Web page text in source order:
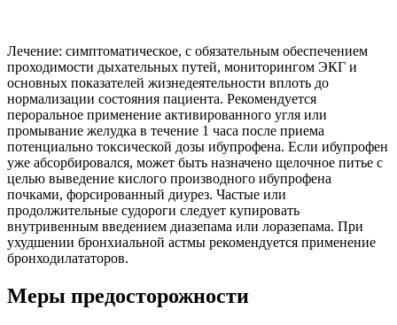
Лечение: симптоматическое, с обязательным обеспечением
проходимости дыхательных путей, мониторингом ЭКГ и
основных показателей жизнедеятельности вплоть до
нормализации состояния пациента. Рекомендуется
пероральное применение активированного угля или
промывание желудка в течение 1 часа после приема
потенциально токсической дозы ибупрофена. Если ибупрофен
уже абсорбировался, может быть назначено щелочное питье с
целью выведение кислого производного ибупрофена
почками, форсированный диурез. Частые или
продолжительные судороги следует купировать
внутривенным введением диазепама или лоразепама. При
ухудшении бронхиальной астмы рекомендуется применение
бронходилататоров.
Меры предосторожности